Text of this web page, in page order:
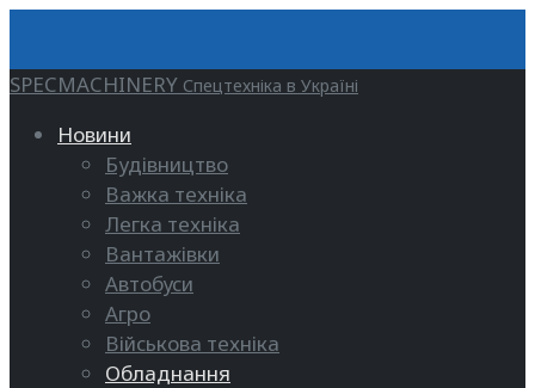
SPECMACHINERY Спецтехніка в Україні
Новини
Будівництво
Важка техніка
Легка техніка
Вантажівки
Автобуси
Агро
Військова техніка
Обладнання